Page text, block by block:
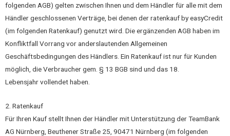
folgenden AGB) gelten zwischen Ihnen und dem Händler für alle mit dem
Händler geschlossenen Verträge, bei denen der ratenkauf by easyCredit
(im folgenden Ratenkauf) genutzt wird. Die ergänzenden AGB haben im
Konfliktfall Vorrang vor anderslautenden Allgemeinen
Geschäftsbedingungen des Händlers. Ein Ratenkauf ist nur für Kunden
möglich, die Verbraucher gem. § 13 BGB sind und das 18.
Lebensjahr vollendet haben.
2. Ratenkauf
Für Ihren Kauf stellt Ihnen der Händler mit Unterstützung der TeamBank
AG Nürnberg, Beuthener Straße 25, 90471 Nürnberg (im folgenden